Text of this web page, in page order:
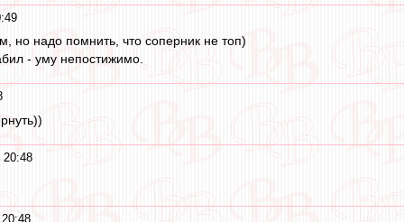
но надо помнить, что соперник не топ)
- уму непостижимо.